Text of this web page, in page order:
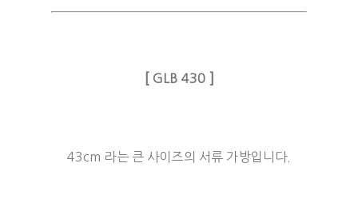
GLB 430
43cm 라는 큰 사이즈의 서류 가방입니다.